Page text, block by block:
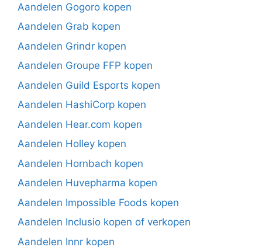
Aandelen Gogoro kopen
Aandelen Grab kopen
Aandelen Grindr kopen
Aandelen Groupe FFP kopen
Aandelen Guild Esports kopen
Aandelen HashiCorp kopen
Aandelen Hear.com kopen
Aandelen Holley kopen
Aandelen Hornbach kopen
Aandelen Huvepharma kopen
Aandelen Impossible Foods kopen
Aandelen Inclusio kopen of verkopen
Aandelen Innr kopen